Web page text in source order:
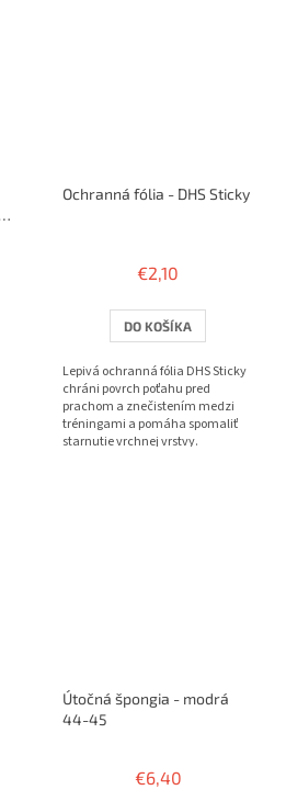
Ochranná fólia - DHS Sticky
€2,10
DO KOŠÍKA
Lepivá ochranná fólia DHS Sticky
chráni povrch poťahu pred
prachom a znečistením medzi
tréningami a pomáha spomaliť
starnutie vrchnej vrstvy.
Útočná špongia - modrá
44-45
€6,40